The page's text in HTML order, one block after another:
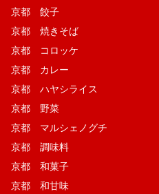
京都 餃子
京都 焼きそば
京都 コロッケ
京都 カレー
京都 ハヤシライス
京都 野菜
京都 マルシェノグチ
京都 調味料
京都 和菓子
京都 和甘味